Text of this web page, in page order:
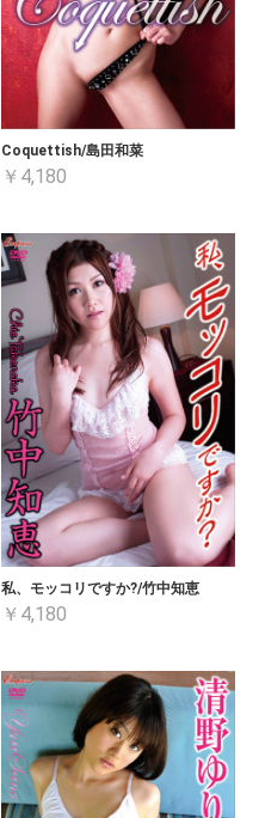
Coquettish/島田和菜
￥4,180
私、モッコリですか?/竹中知恵
￥4,180
カートへ進む